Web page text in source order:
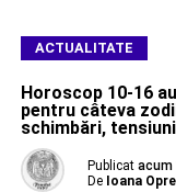
ACTUALITATE
Horoscop 10-16
pentru câteva
schimbări,
Publicat acum
De Ioana